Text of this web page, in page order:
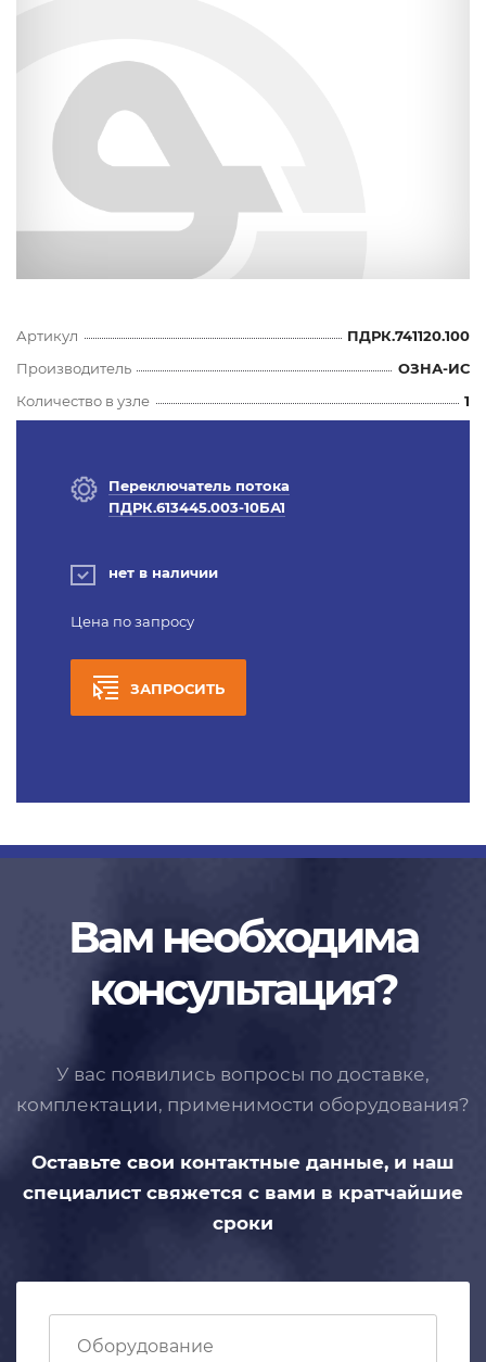
Артикул
ПДРК.741120.100
Производитель
ОЗНА-ИС
Количество в узле
1
Переключатель потока
ПДРК.613445.003-10БА1
нет в наличии
Цена по запросу
ЗАПРОСИТЬ
Вам необходима
консультация?
У вас появились вопросы по доставке,
комплектации, применимости оборудования?
Оставьте свои контактные данные, и наш
специалист свяжется с вами в кратчайшие
сроки